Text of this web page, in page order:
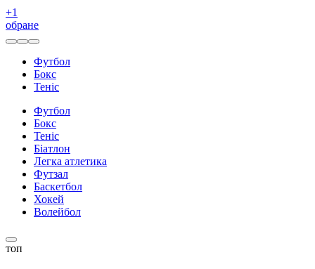
+1
обране
Футбол
Бокс
Теніс
Футбол
Бокс
Теніс
Біатлон
Легка атлетика
Футзал
Баскетбол
Хокей
Волейбол
топ